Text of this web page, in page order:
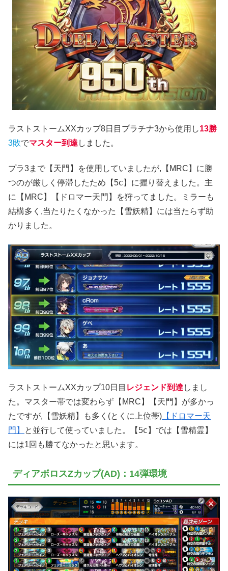
ラストストームXXカップ8日目プラチナ3から使用し13勝
3敗でマスター到達 しました。
プラ3まで【天門】を使用していましたが,【MRC】に勝
つのが厳しく停滞したため【5ⅽ】に握り替えました。主
に【MRC】【ドロマー天門】を狩ってました。ミラーも
結構多く,当たりたくなかった【雪妖精】には当たらず助
かりました。
ラストストームXXカップ10日目 レジェンド到達しまし
た。マスター帯では変わらず【MRC】【天門】が多かっ
たですが,【雪妖精】も多く(とくに上位帯) 【ドロマー天
門】
と並行して使っていました。【5ⅽ】では【雪精霊】
には1回も勝てなかったと思います。
ディアボロスZカップ(AD)：14弾環境